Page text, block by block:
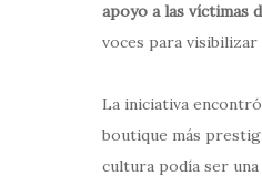
apoyo a las víctimas
voces para visibilizar
La iniciativa
boutique más
cultura podía ser